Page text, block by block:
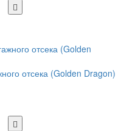
отсека (Golden Dragon)